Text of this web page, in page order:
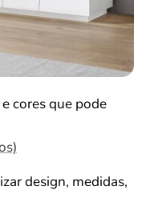
cores que pode
design, medidas,